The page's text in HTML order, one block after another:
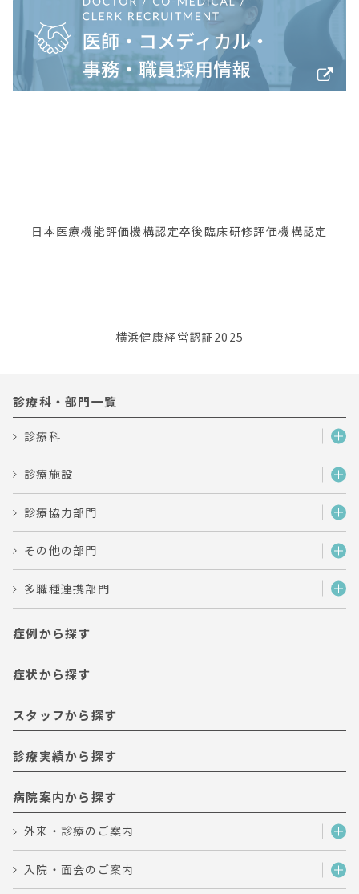
日本医療機能評価機構認定卒後臨床研修評価機構認定
横浜健康経営認証2025
診療科・部門一覧
診療科
診療施設
診療協力部門
その他の部門
多職種連携部門
症例から探す
症状から探す
スタッフから探す
診療実績から探す
病院案内から探す
外来・診療のご案内
入院・面会のご案内